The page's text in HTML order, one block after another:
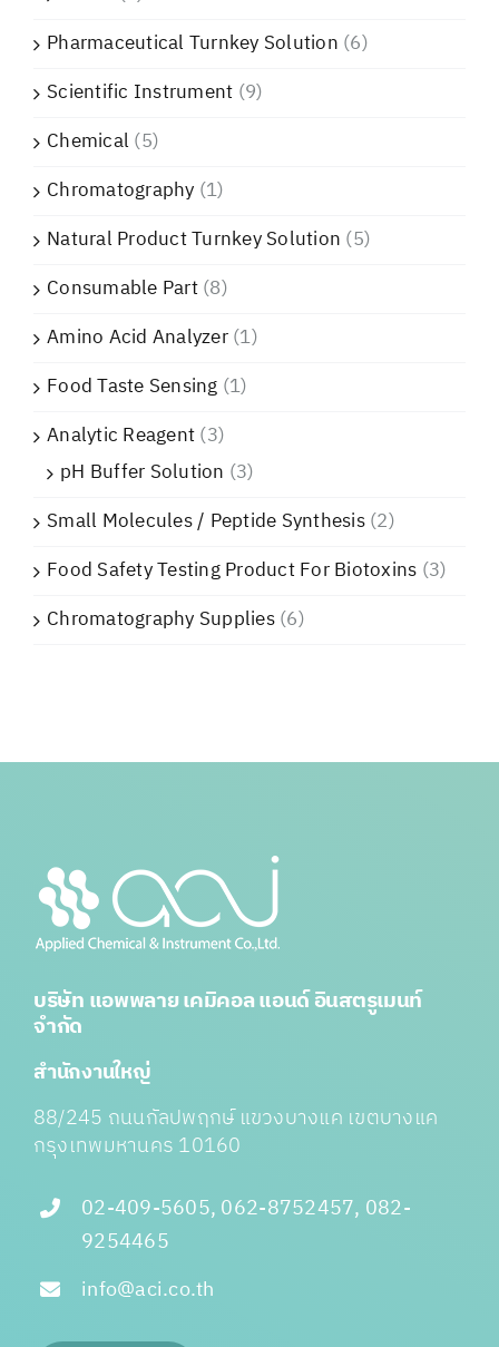
Pharmaceutical Turnkey Solution (6)
Scientific Instrument (9)
Chemical (5)
Chromatography (1)
Natural Product Turnkey Solution (5)
Consumable Part(8)
Amino Acid Analyzer(1)
Food Taste Sensing (1)
Analytic Reagent(3)
pH Buffer Solution (3)
Small Molecules / Peptide Synthesis(2)
Food Safety Testing Product For Biotoxins (3)
Chromatography Supplies(6)
บริษัท แอพพลาย เคมิคอล แอนด์ อินสตรูเมนท์
จำกัด
สำนักงานใหญ่
88/245 ถนนกัลปพฤกษ์ แขวงบางแค เขตบางแค
กรุงเทพมหานคร 10160
02-409-5605, 062-8752457, 082-
9254465
info@aci.co.th